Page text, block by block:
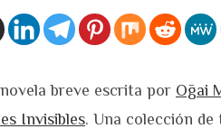
breve escrita por Ōgai
Invisibles. Una colección de